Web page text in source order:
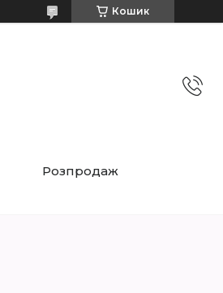
Кошик
Розпродаж